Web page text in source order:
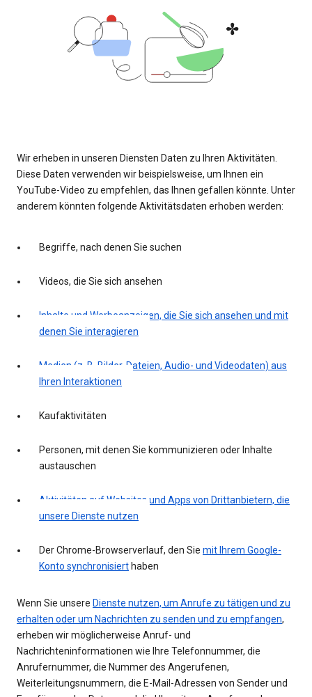
Wir erheben in unseren Diensten Daten zu Ihren Aktivitäten.
Diese Daten verwenden wir beispielsweise, um Ihnen ein
YouTube-Video zu empfehlen, das Ihnen gefallen könnte. Unter
anderem könnten folgende Aktivitätsdaten erhoben werden:
Begriffe, nach denen Sie suchen
Videos, die Sie sich ansehen
Inhalte und Werbeanzeigen, die Sie sich ansehen und mit
denen Sie interagieren
Medien (z. B. Bilder, Dateien, Audio- und Videodaten) aus
Ihren Interaktionen
Kaufaktivitäten
Personen, mit denen Sie kommunizieren oder Inhalte
austauschen
Aktivitäten auf Websites und Apps von Drittanbietern, die
unsere Dienste nutzen
Der Chrome-Browserverlauf, den Sie mit Ihrem Google-
Konto synchronisiert haben
Wenn Sie unsere Dienste nutzen, um Anrufe zu tätigen und zu
erhalten oder um Nachrichten zu senden und zu empfangen,
erheben wir möglicherweise Anruf- und
Nachrichteninformationen wie Ihre Telefonnummer, die
Anrufernummer, die Nummer des Angerufenen,
Weiterleitungsnummern, die E-Mail-Adressen von Sender und